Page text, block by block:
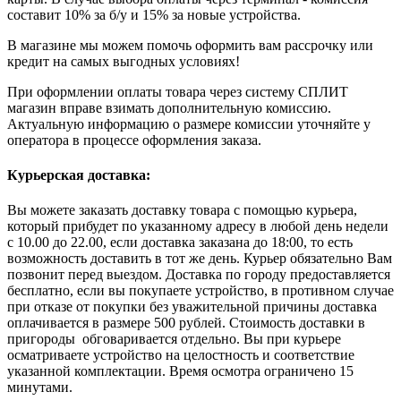
составит 10% за б/у и 15% за новые устройства.
В магазине мы можем помочь оформить вам рассрочку или
кредит на самых выгодных условиях!
При оформлении оплаты товара через систему СПЛИТ
магазин вправе взимать дополнительную комиссию.
Актуальную информацию о размере комиссии уточняйте у
оператора в процессе оформления заказа.
Курьерская доставка:
Вы можете заказать доставку товара с помощью курьера,
который прибудет по указанному адресу в любой день недели
с 10.00 до 22.00, если доставка заказана до 18:00, то есть
возможность доставить в тот же день. Курьер обязательно Вам
позвонит перед выездом. Доставка по городу предоставляется
бесплатно, если вы покупаете устройство, в противном случае
при отказе от покупки без уважительной причины доставка
оплачивается в размере 500 рублей. Стоимость доставки в
пригороды обговаривается отдельно. Вы при курьере
осматриваете устройство на целостность и соответствие
указанной комплектации. Время осмотра ограничено 15
минутами.